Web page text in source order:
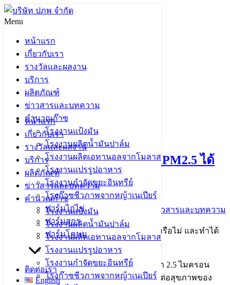
Skip
to
content
Menu
หน้าแรก
เกี่ยวกับเรา
รางวัลและผลงาน
บริการ
ผลิตภัณฑ์
ข่าวสารและบทความ
คำนวณก๊าซ
โรงงานแป้งมัน
โรงงานผลิตน้ำมันปาล์ม
โรงงานผลิตเอทานอลจากโมลาส
โรงงานแปรรูปอาหาร
โรงงานกำจัดขยะอินทรีย์
โรงก๊าซชีวภาพจากหญ้าเนเปียร์
ฟาร์มไก่ไข่
ฟาร์มสุกร
ฟาร์มโคนม
ติดต่อเรา
English
หน้าแรก
เกี่ยวกับเรา
รางวัลและผลงาน
บริการ
ผลิตภัณฑ์
ข่าวสารและบทความ
คำนวณก๊าซ
โรงงานแป้งมัน
โรงงานผลิตน้ำมันปาล์ม
โรงงานผลิตเอทานอลจากโมลาส
โรงงานแปรรูปอาหาร
โรงงานกำจัดขยะอินทรีย์
โรงก๊าซชีวภาพจากหญ้าเนเปียร์
Search
admin_papop
ก๊าซชีวภาพช่วยลดการเกิดฝุ่น PM2.5 ได้
จริงหรือ!?
24 เมษายน 202427 มิถุนายน 2024 ข่าวสารและบทความ
ก๊าซชีวภาพช่วยลดการเกิดฝุ่น PM2.5 ได้จริงหรือไม่ และทำได้
อย่างไร วันนี้ผมจะพาเพื่อนๆ มาหาคำตอบกัน
ทุกวันนี้เราทราบอยู่แล้วว่าฝุ่นจิ๋วขนาดเล็กกว่า 2.5 ไมครอน
หรือที่เราเรียกว่า PM2.5 ส่งผลกระทบไม่เพียงต่อสุขภาพของ